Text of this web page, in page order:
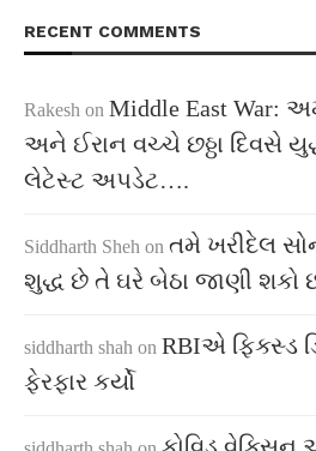
RECENT COMMENTS
Rakesh on Middle East War:
અને ઈરાન વચ્ચે છઠ્ઠા દિવસે
લેટેસ્ટ અપડેટ….
Siddharth Sheh on તમે ખરીદેલ
શુદ્ધ છે તે ઘરે બેઠા જાણી શકો
siddharth shah on RBIએ ફિક્સ્ડ
ફેરફાર કર્યો